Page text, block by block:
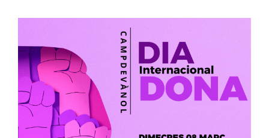
Ciutadania
Actualitat
Image